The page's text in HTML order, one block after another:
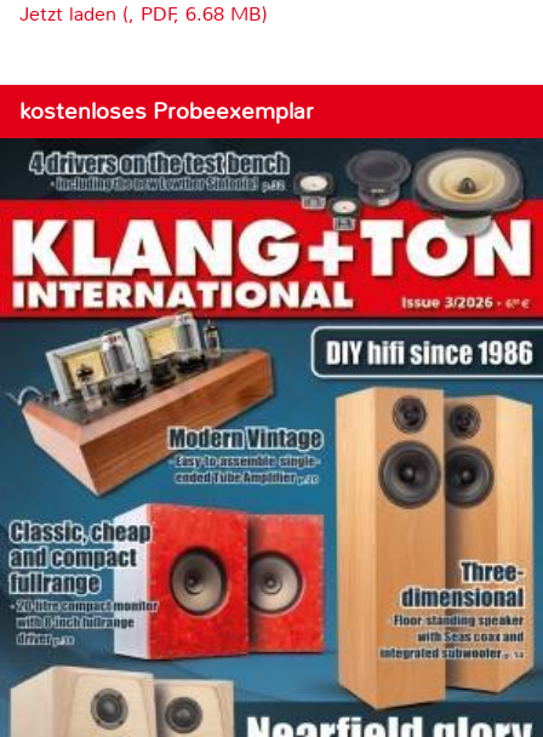
Jetzt laden (, PDF, 6.68 MB)
kostenloses Probeexemplar